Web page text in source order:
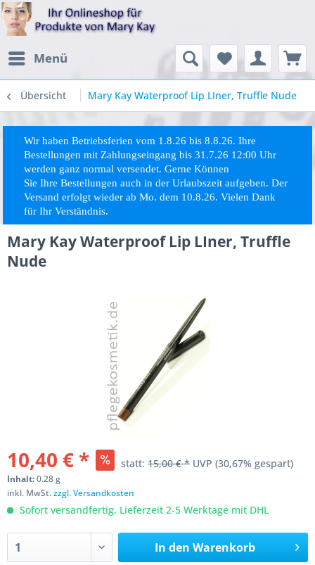
Menü
Übersicht Mary Kay Waterproof Lip LIner, Truffle Nude
Wir haben Betriebsferien vom 1.8.26 bis 8.8.26. Ihre
Bestellungen mit Zahlungseingang bis 31.7.26 12:00 Uhr
werden ganz normal versendet. Gerne Können
SieIhreBestellungen auch in der Urlaubszeit aufgeben. Der
Versand erfolgt wieder ab Mo. dem 10.8.26. Vielen Dank
für Ihr Verständnis.
Mary Kay Waterproof Lip LIner, Truffle
Nude
10,40 € * statt: 15,00 € * UVP (30,67% gespart)
Inhalt:0.28 g
inkl. MwSt.zzgl. Versandkosten
Sofort versandfertig, Lieferzeit 2-5 Werktage mit DHL
In den Warenkorb